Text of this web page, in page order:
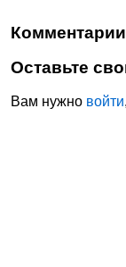
Комментарии
Оставьте
Вам нужно войти